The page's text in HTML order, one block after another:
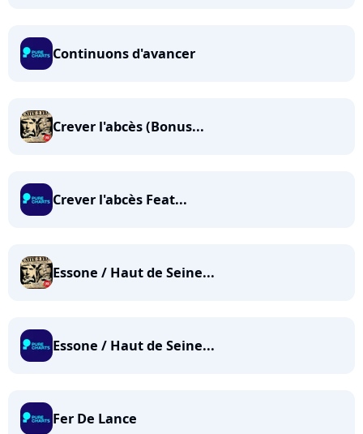
Continuons d'avancer
Crever l'abcès (Bonus...
Crever l'abcès Feat...
Essone / Haut de Seine...
Essone / Haut de Seine...
Fer De Lance